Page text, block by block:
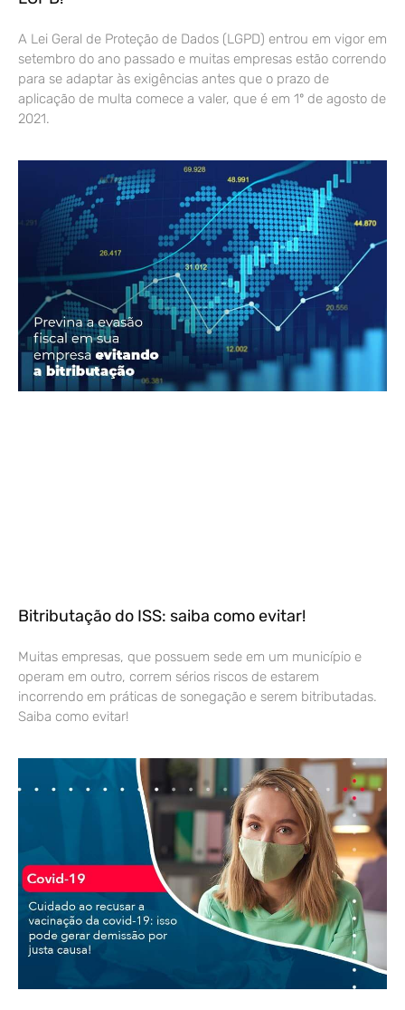
A Lei Geral de Proteção de Dados (LGPD) entrou em vigor em
setembro do ano passado e muitas empresas estão correndo
para se adaptar às exigências antes que o prazo de
aplicação de multa comece a valer, que é em 1º de agosto de
2021.
Bitributação do ISS: saiba como evitar!
Muitas empresas, que possuem sede em um município e
operam em outro, correm sérios riscos de estarem
incorrendo em práticas de sonegação e serem bitributadas.
Saiba como evitar!